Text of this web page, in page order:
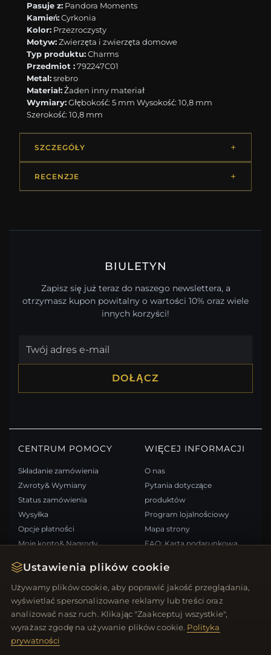
Ustawienia plików cookie
Używamy plików cookie, aby poprawić jakość przeglądania,
wyświetlać spersonalizowane reklamy lub treści oraz
analizować nasz ruch. Klikając "Zaakceptuj wszystkie",
wyrażasz zgodę na używanie plików cookie. Polityka
prywatności
Pasuje z: Pandora Moments
Kamień:Cyrkonia
Kolor: Przezroczysty
Motyw:Zwierzęta i zwierzęta domowe
Typ produktu:Charms
Przedmiot :792247C01
Metal:srebro
Materiał:Żaden inny materiał
Wymiary:Głębokość: 5 mm Wysokość: 10,8 mm
Szerokość: 10,8 mm
SZCZEGÓŁY
RECENZJE
BIULETYN
Zapisz się już teraz do naszego newslettera, a
otrzymasz kupon powitalny o wartości 10% oraz wiele
innych korzyści!
DOŁĄCZ
CENTRUM POMOCY
Składanie zamówienia
Zwroty& Wymiany
Status zamówienia
Wysyłka
Opcje płatności
Moje konto& Nagrody
WIĘCEJ INFORMACJI
O nas
Pytania dotyczące
produktów
Program lojalnościowy
Mapa strony
FAQ: Karta podarunkowa
Wypisz się z newslettera
SZYBKIE LINKI
Nowe produkty
Oferty specjalne
ŚLEDŹ NAS